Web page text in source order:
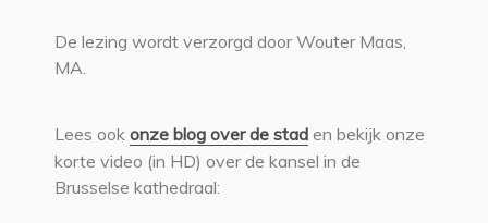
De lezing wordt verzorgd door Wouter Maas,
MA.
Lees ook onze blog over de stad en bekijk onze
korte video (in HD) over de kansel in de
Brusselse kathedraal: